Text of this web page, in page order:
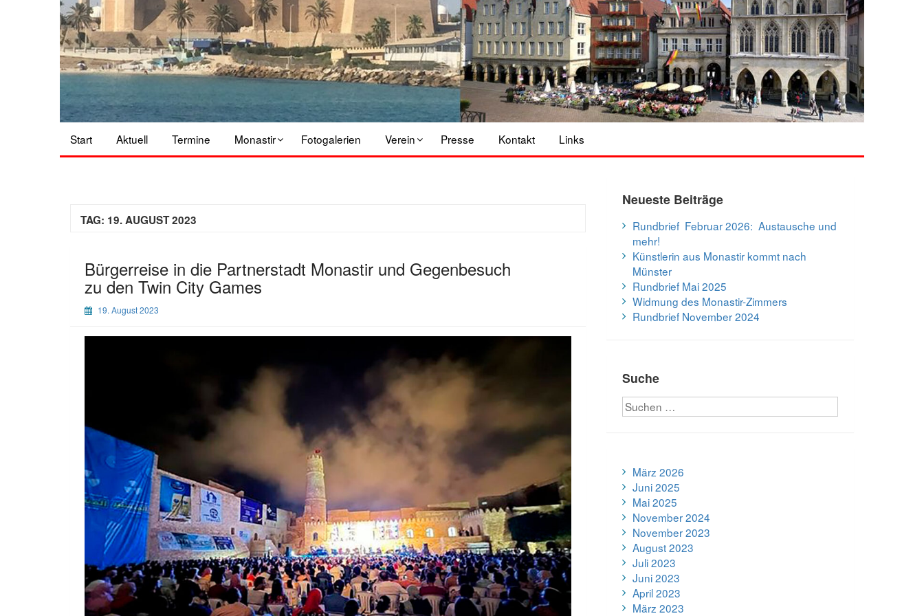
Start Aktuell Termine Monastir Fotogalerien Verein Presse Kontakt Links
TAG: 19. AUGUST 2023
Bürgerreise in die Partnerstadt Monastir und Gegenbesuch
zu den Twin City Games
19. August 2023
Neueste Beiträge
Rundbrief Februar 2026: Austausche und
mehr!
Künstlerin aus Monastir kommt nach
Münster
Rundbrief Mai 2025
Widmung des Monastir-Zimmers
Rundbrief November 2024
Suche
März 2026
Juni 2025
Mai 2025
November 2024
November 2023
August 2023
Juli 2023
Juni 2023
April 2023
März 2023